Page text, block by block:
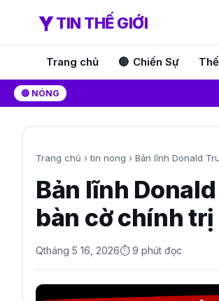
TIN THẾ GIỚI
Trang chủ Chiến Sự
🔴 NÓNG
Trang chủ ›tin nong › Bản lĩnh Donald
Bản lĩnh
bàn cờ chính
Qtháng 5 16, 2026⏱ 9 phút đọc